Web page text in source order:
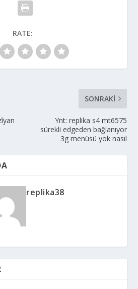
RATE:
SONRAKI
Ynt: replika s4 mt6575
sürekli edgeden bağlanıyor
3g menüsü yok nasıl
replika38